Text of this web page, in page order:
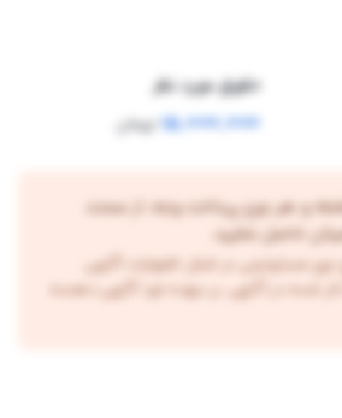
حقوق مورد نظر
15,000,000 تومان
و هر نوع پرداخت وجه، از صحت
حاصل نمایید.
مسئولیتی در قبال اظهارات آگهی
شده در آگهی، بر عهده فرد آگهی دهنده